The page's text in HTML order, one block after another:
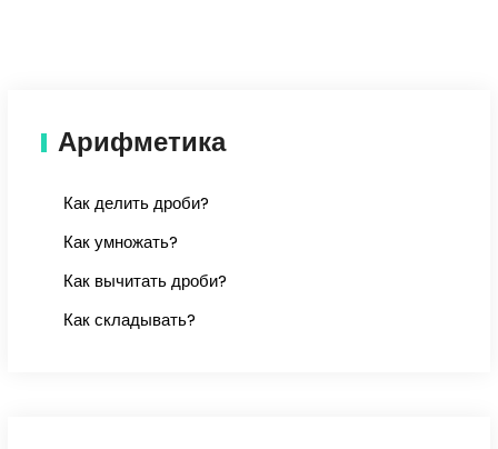
Арифметика
Как делить дроби?
Как умножать?
Как вычитать дроби?
Как складывать?